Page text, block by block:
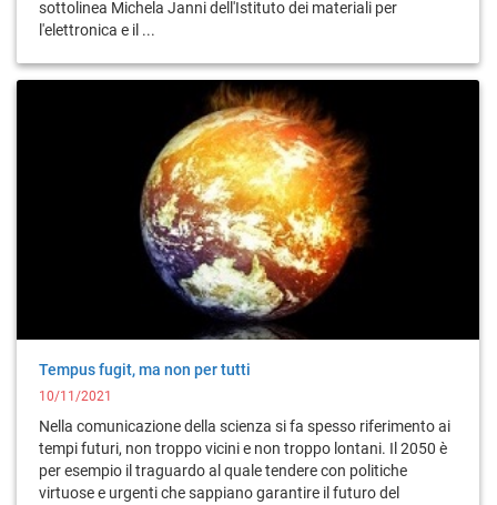
sottolinea Michela Janni dell'Istituto dei materiali per
l'elettronica e il ...
Tempus fugit, ma non per tutti
10/11/2021
Nella comunicazione della scienza si fa spesso riferimento ai
tempi futuri, non troppo vicini e non troppo lontani. Il 2050 è
per esempio il traguardo al quale tendere con politiche
virtuose e urgenti che sappiano garantire il futuro del